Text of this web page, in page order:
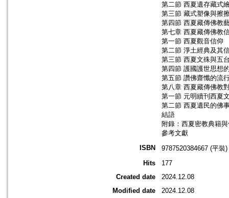
第二節 西夏遺存藏式
第三節 藏式塑像與擦
第四節 西夏藏傳佛教
第七章 西夏藏傳佛教
第一節 西夏觀音信仰
第二節 淨土經典及其
第三節 西夏文殊與五
第四節 護國護世思想
第五節 讚佛齋懺的流
第八章 西夏藏傳佛教
第一節 元明續刊西夏
第二節 西夏遺民的佛
結語
附錄：西夏密教典籍
參考文獻
ISBN
9787520384667 (平裝)
Hits
177
Created date
2024.12.08
Modified date
2024.12.08